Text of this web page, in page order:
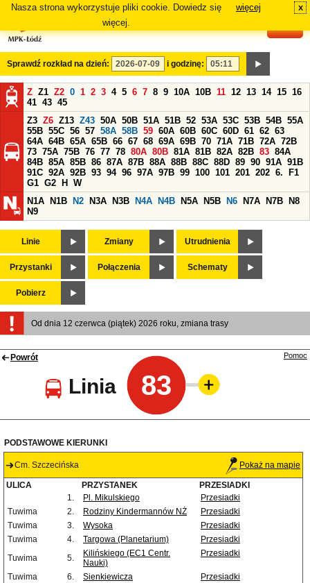
Nasza strona wykorzystuje pliki cookie. Dowiedz się
więcej.
więcej x
Sprawdź rozkład na dzień: i godzinę:
Z Z1 Z2 0 1 2 3 4 5 6 7 8 9 10A 10B 11 12 13 14 15 16
41 43 45
Z3 Z6 Z13 Z43 50A 50B 51A 51B 52 53A 53C 53B 54B 55A
55B 55C 56 57 58A 58B 59 60A 60B 60C 60D 61 62 63
64A 64B 65A 65B 66 67 68 69A 69B 70 71A 71B 72A 72B
73 75A 75B 76 77 78 80A 80B 81A 81B 82A 82B 83 84A
84B 85A 85B 86 87A 87B 88A 88B 88C 88D 89 90 91A 91B
91C 92A 92B 93 94 96 97A 97B 99 100 101 201 202 6.
F1
G1 G2 H
W
N1A
N1B N2 N3A N3B N4A N4B N5A N5B N6 N7A N7B
N8
N9
Linie Zmiany Utrudnienia
Przystanki Połączenia Schematy
Pobierz
Od dnia 12 czerwca (piątek) 2026 roku, zmiana trasy
Powrót
Linia 83
Pomoc
PODSTAWOWE KIERUNKI
Cm. Szczecińska Pokaż na mapie
ULICA PRZYSTANEK
PRZESIADKI
1.
Pl. Mikulskiego
Przesiadki
Tuwima
2. Rodziny Kindermannów NŻ
Przesiadki
Tuwima
3. Wysoka
Przesiadki
Tuwima
4. Targowa (Planetarium)
Przesiadki
Tuwima
5.
Kilińskiego (EC1 Centr.
Nauki)
Przesiadki
Tuwima 6. Sienkiewicza
Przesiadki